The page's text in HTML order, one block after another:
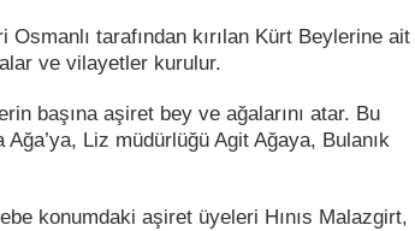
tarafından kırılan Kürt Beylerine ait
ve vilayetler kurulur.
başına aşiret bey ve ağalarını atar. Bu
Liz müdürlüğü Agit Ağaya, Bulanık
konumdaki aşiret üyeleri Hınıs Malazgirt,